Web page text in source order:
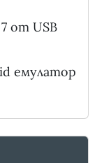
от USB
емулатор